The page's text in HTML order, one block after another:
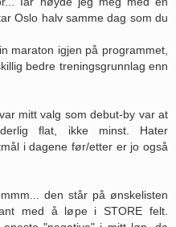
Oslo halv samme dag som du
maraton igjen på programmet,
bedre treningsgrunnlag enn
mitt valg som debut-by var at
flat, ikke minst. Hater
i dagene før/etter er jo også
den står på ønskelisten
med å løpe i STORE felt.